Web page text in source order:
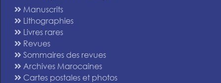
Manuscrits
Lithographies
Livres rares
Revues
Sommaires des revues
Archives Marocaines
Cartes postales et photos